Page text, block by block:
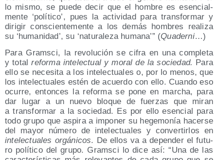
lo mis­mo, se pue­de decir que el hom­bre es esen­cial­
men­te ‘polí­ti­co’, pues la acti­vi­dad para trans­for­mar y
diri­gir cons­cien­te­men­te a los demás hom­bres rea­li­za
su ‘huma­ni­dad’, su ‘natu­ra­le­za huma­na’” (Qua­der­ni…)
Para Grams­ci, la revo­lu­ción se cifra en una com­ple­ta
y totalrefor­ma inte­lec­tual y moral de la socie­dad. Para
ello se nece­si­ta a los inte­lec­tua­les o, por lo menos, que
los inte­lec­tua­les estén de acuer­do con ello. Cuan­do eso
ocu­rre, enton­ces la refor­ma se pone en mar­cha, para
dar lugar a un nue­vo blo­que de fuer­zas que miran
a trans­for­mar a la socie­dad. Es por ello esen­cial para
todo gru­po que aspi­ra a impo­ner su hege­mo­nía hacer­se
del mayor núme­ro de inte­lec­tua­les y con­ver­tir­los en
inte­lec­tua­les orgá­ni­cos. De ellos va a depen­der el futu­
ro polí­ti­co del gru­po. Grams­ci lo dice así: “Una de las